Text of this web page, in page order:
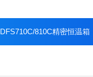
DFS710C/810C精密恒温箱